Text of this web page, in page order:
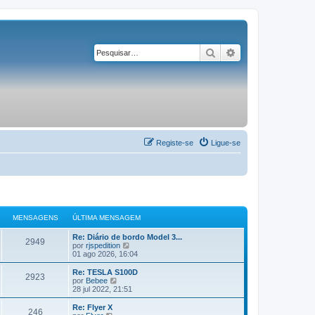
Pesquisar
Ligue-se
Registe-se
MENSAGENS ÚLTIMA MENSAGEM
2949
Re: Diário de bordo Model 3...
por rjspedition
e
j
a
ú
01 ago 2026, 16:04
2923
Re: TESLA S100D
por Bebee
e
j
28 jul 2022, 21:51
246
Re: Flyer X